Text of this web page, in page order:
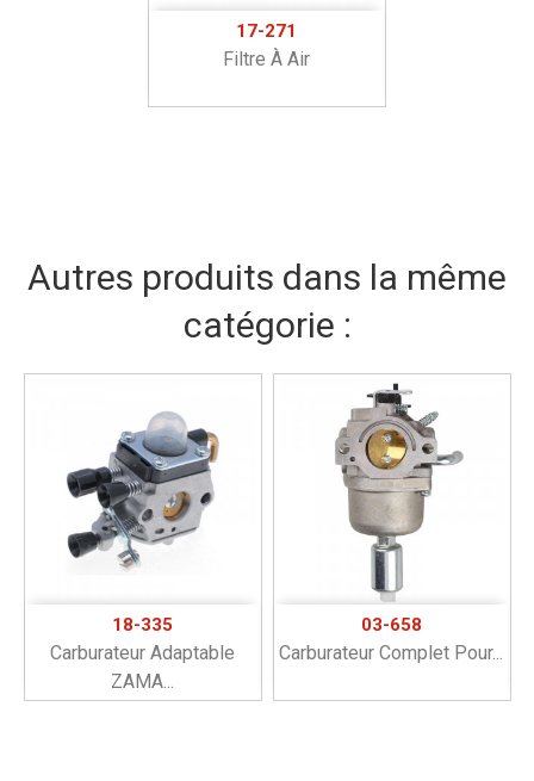
17-271
Filtre À Air
Autres produits dans la même
catégorie :
18-335
Carburateur Adaptable
ZAMA...
03-658
Carburateur Complet Pour...